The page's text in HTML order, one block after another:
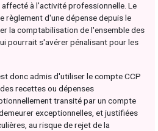
à l'activité professionnelle. Le
règlement d'une dépense depuis le
la comptabilisation de l'ensemble des
pourrait s'avérer pénalisant pour les
donc admis d'utiliser le compte CCP
recettes ou dépenses
transité par un compte
exceptionnelles, et justifiées
au risque de rejet de la